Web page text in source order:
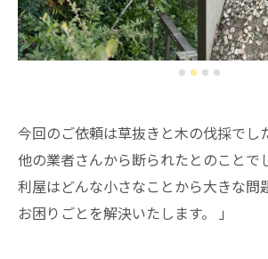
今回のご依頼は草抜きと木の伐採でし
他の業者さんから断られたとのことで
利屋はどんな小さなことから大きな問
お困りごとを解決いたします。 」